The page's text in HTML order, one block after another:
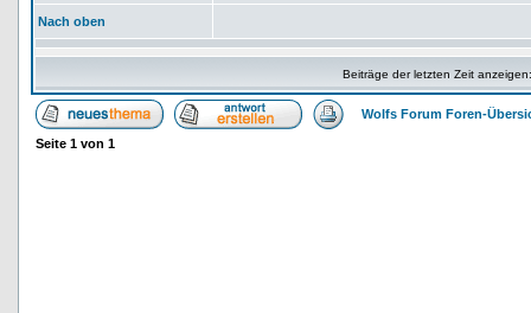
Nach oben
Beiträge der letzten Zeit
Wolfs Forum Foren-
Seite 1 von 1